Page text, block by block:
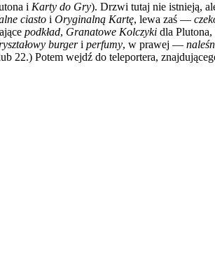
i Karty do Gry). Drzwi tutaj nie istnieją,
ciasto i Oryginalną Kartę, lewa zaś —
podkład, Granatowe Kolczyki dla Plutona,
burgeri perfumy, w prawej —
22.) Potem wejdź do teleportera,